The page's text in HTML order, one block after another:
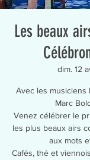
Les beaux
dim. 12
Avec les musiciens
Marc
Venez célébrer le
les plus beaux airs
aux mots
Cafés, thé et